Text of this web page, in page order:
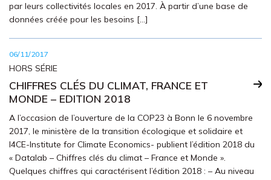
par leurs collectivités locales en 2017. À partir d’une base de
données créée pour les besoins […]
06/11/2017
HORS SÉRIE
CHIFFRES CLÉS DU CLIMAT, FRANCE ET
MONDE – EDITION 2018
A l’occasion de l’ouverture de la COP23 à Bonn le 6 novembre
2017, le ministère de la transition écologique et solidaire et
I4CE-Institute for Climate Economics- publient l’édition 2018 du
« Datalab – Chiffres clés du climat – France et Monde ».
Quelques chiffres qui caractérisent l’édition 2018 : – Au niveau